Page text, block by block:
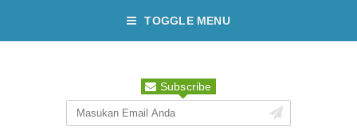
TOGGLE MENU
Subscribe